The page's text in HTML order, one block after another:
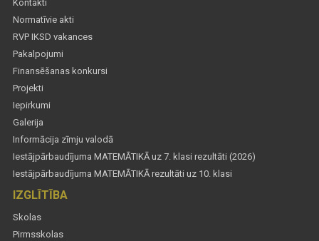
Kontakti
Normatīvie akti
RVP IKSD vakances
Pakalpojumi
Finansēšanas konkursi
Projekti
Iepirkumi
Galerija
Informācija zīmju valodā
Iestājpārbaudījuma MATEMĀTIKĀ uz 7. klasi rezultāti (2026)
Iestājpārbaudījuma MATEMĀTIKĀ rezultāti uz 10. klasi
IZGLĪTĪBA
Skolas
Pirmsskolas